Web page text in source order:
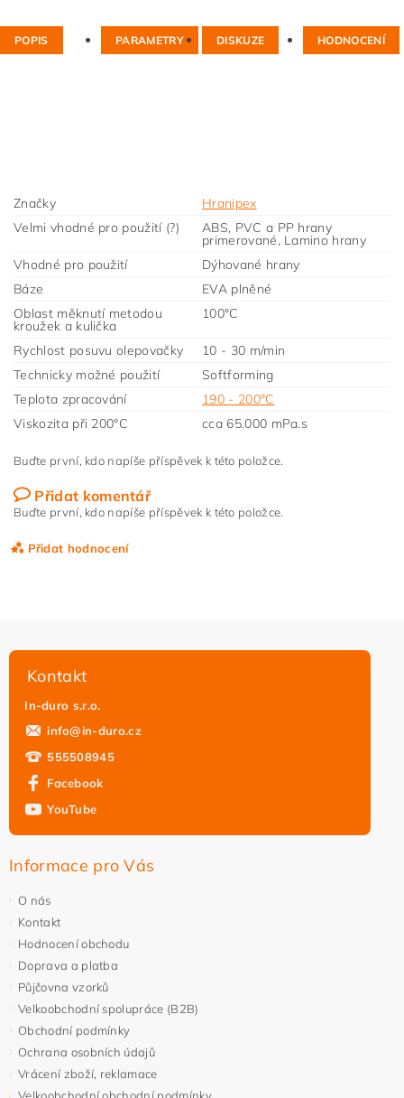
POPIS PARAMETRY DISKUZE HODNOCENÍ
Značky
Hranipex
Velmi vhodné pro použití (?)
ABS, PVC a PP hrany
primerované, Lamino hrany
Vhodné pro použití
Dýhované hrany
Báze
EVA plněné
Oblast měknutí metodou
kroužek a kulička
100°C
Rychlost posuvu olepovačky
10 - 30 m/min
Technicky možné použití
Softforming
Teplota zpracování
190 - 200°C
Viskozita při 200°C
cca 65.000 mPa.s
Buďte první, kdo napíše příspěvek k této položce.
Přidat komentář
Buďte první, kdo napíše příspěvek k této položce.
Přidat hodnocení
osobních údajů
Kontakt
In-duro s.r.o.
info@in-duro.cz
555508945
Facebook
YouTube
Informace pro Vás
O nás
Kontakt
Hodnocení obchodu
Doprava a platba
Půjčovna vzorků
Velkoobchodní spolupráce (B2B)
Obchodní podmínky
Ochrana osobních údajů
Vrácení zboží, reklamace